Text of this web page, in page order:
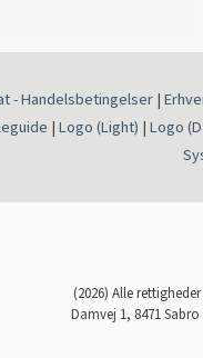
- Handelsbetingelser|
|Logo (Light) |Logo
(2026) Alle
Damvej 1, 8471